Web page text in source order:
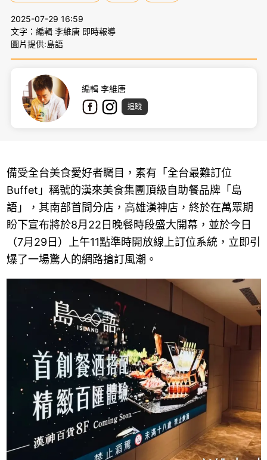
2025-07-29 16:59
文字：編輯 李維唐 即時報導
圖片提供:島語
編輯 李維唐
追蹤
備受全台美食愛好者矚目，素有「全台最難訂位
Buffet」稱號的漢來美食集團頂級自助餐品牌「島
語」，其南部首間分店，高雄漢神店，終於在萬眾期
盼下宣布將於8月22日晚餐時段盛大開幕，並於今日
（7月29日）上午11點準時開放線上訂位系統，立即引
爆了一場驚人的網路搶訂風潮。